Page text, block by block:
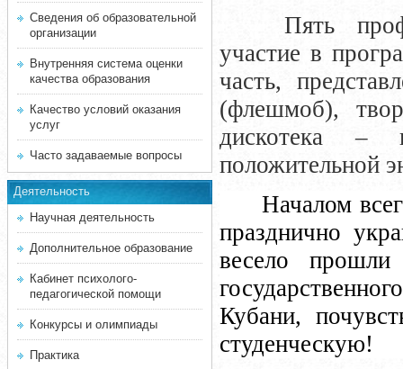
Сведения об образовательной
организации
Внутренняя система оценки
качества образования
Качество условий оказания
услуг
Часто задаваемые вопросы
Деятельность
Научная деятельность
Дополнительное образование
Кабинет психолого-
педагогической помощи
Конкурсы и олимпиады
Практика
Пять
участие в
часть,
(флешмоб),
дискотека –
положительной
Началом
празднично
весело прошли
Кубани,
студенческую!